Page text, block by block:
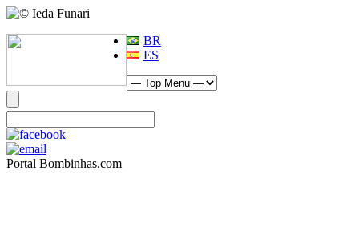
BR
ES
Portal Bombinhas.com